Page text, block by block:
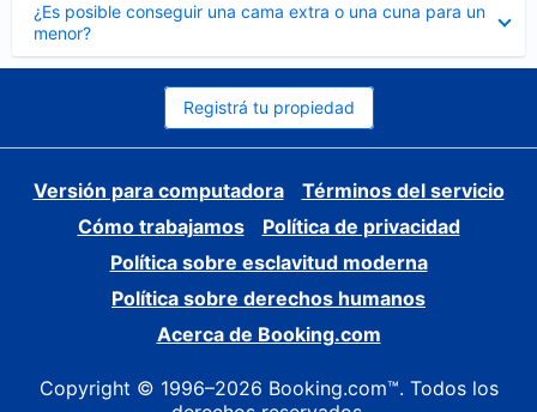
¿Es posible conseguir una cama extra o una cuna para un
menor?
cerrado
Registrá tu propiedad
Versión para computadora
Términos del servicio
Cómo trabajamos
Política de privacidad
Política sobre esclavitud moderna
Política sobre derechos humanos
Acerca de Booking.com
Copyright © 1996–2026 Booking.com™. Todos los